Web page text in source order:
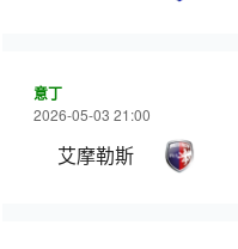
意丁
2026-05-03 21:00
艾摩勒斯